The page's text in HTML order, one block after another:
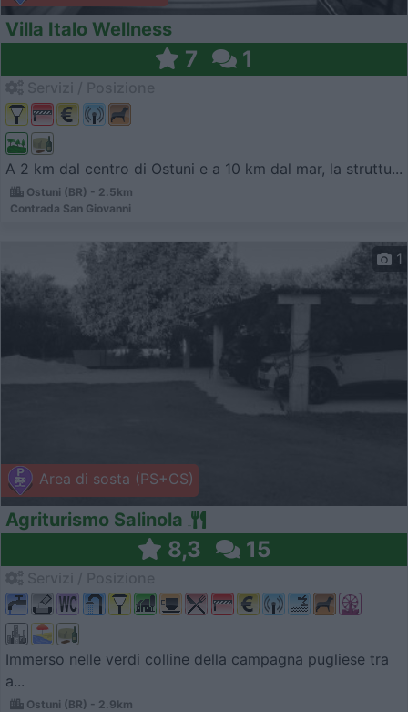
Villa Italo Wellness
7 1
A 2 km dal centro di Ostuni e a 10 km dal mar, la struttu...
Ostuni (BR) - 2.5km
Contrada San Giovanni
Area di sosta (PS+CS)
1
Agriturismo Salinola
8,3 15
Immerso nelle verdi colline della campagna pugliese tra
a...
Ostuni (BR) - 2.9km